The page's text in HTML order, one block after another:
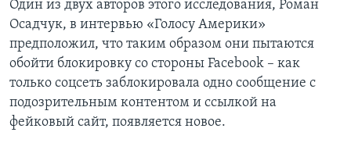
Один из двух авторов этого исследования, Роман
Осадчук, в интервью «Голосу Америки»
предположил, что таким образом они пытаются
обойти блокировку со стороны Facebook – как
только соцсеть заблокировала одно сообщение с
подозрительным контентом и ссылкой на
фейковый сайт, появляется новое.